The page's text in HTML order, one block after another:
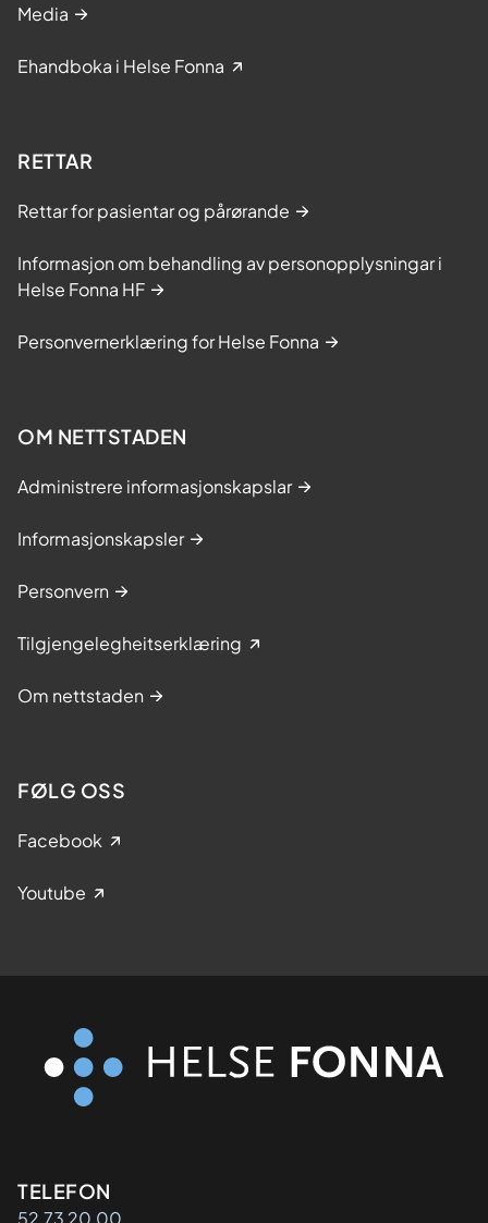
Media
Ehandboka i Helse Fonna
RETTAR
Rettar for pasientar og pårørande
Informasjon om behandling av personopplysningar i
Helse Fonna HF
Personvernerklæring for Helse Fonna
OM NETTSTADEN
Administrere informasjonskapslar
Informasjonskapsler
Personvern
Tilgjengelegheitserklæring
Om nettstaden
FØLG OSS
Facebook
Youtube
Kontaktinformasjon
TELEFON
52 73 20 00